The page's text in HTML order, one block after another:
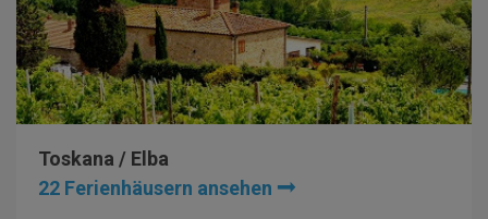
Toskana / Elba
22 Ferienhäusern ansehen